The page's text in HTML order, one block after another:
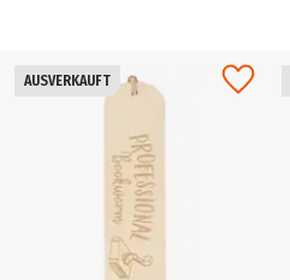
AUSVERKAUFT